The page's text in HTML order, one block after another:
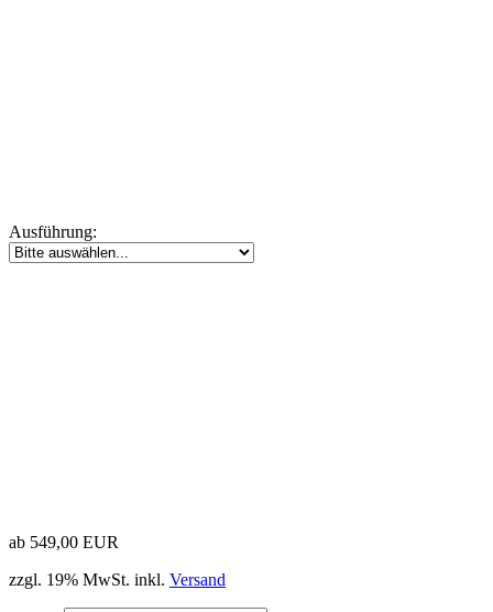
Ausführung:
ab 549,00 EUR
zzgl. 19% MwSt. inkl. Versand